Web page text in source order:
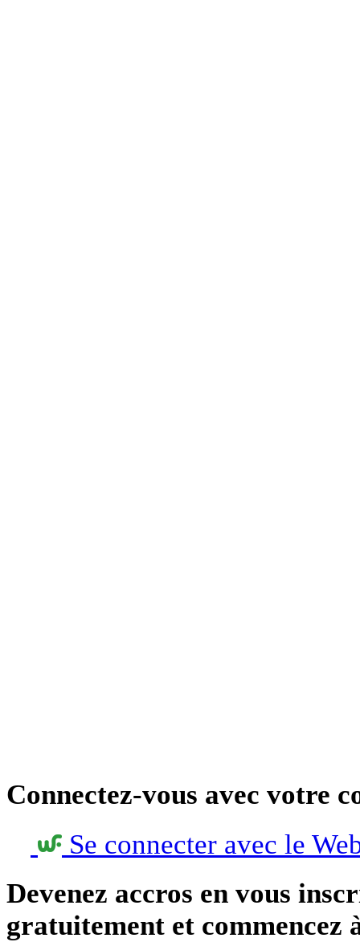
Connectez-vous avec votre
Se connecter avec le
Devenez accros en vous
gratuitement et